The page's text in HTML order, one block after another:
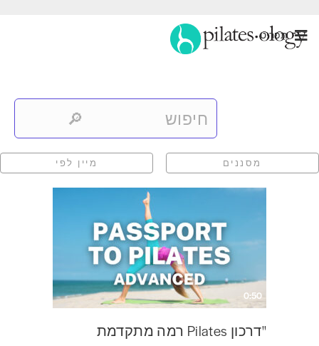
תַפרִיט
מסננים מיין לפי
0:50
"דרכון Pilates רמה מתקדמת